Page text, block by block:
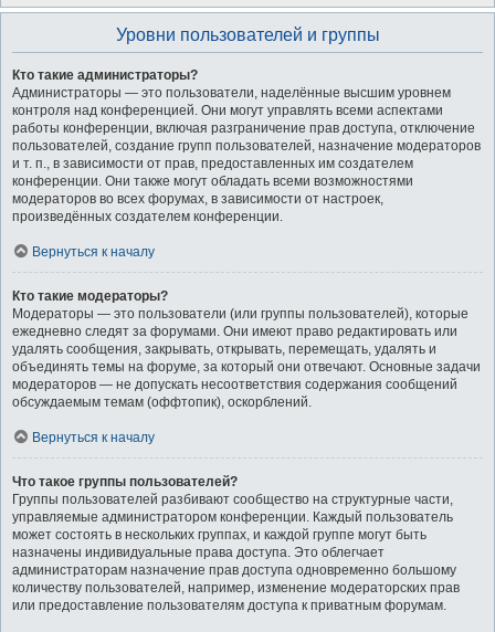
Уровни пользователей и группы
Кто такие администраторы?
Администраторы — это пользователи, наделённые высшим уровнем
контроля над конференцией. Они могут управлять всеми аспектами
работы конференции, включая разграничение прав доступа, отключение
пользователей, создание групп пользователей, назначение модераторов
и т. п., в зависимости от прав, предоставленных им создателем
конференции. Они также могут обладать всеми возможностями
модераторов во всех форумах, в зависимости от настроек,
произведённых создателем конференции.
Вернуться к началу
Кто такие модераторы?
Модераторы — это пользователи (или группы пользователей), которые
ежедневно следят за форумами. Они имеют право редактировать или
удалять сообщения, закрывать, открывать, перемещать, удалять и
объединять темы на форуме, за который они отвечают. Основные задачи
модераторов — не допускать несоответствия содержания сообщений
обсуждаемым темам (оффтопик), оскорблений.
Вернуться к началу
Что такое группы пользователей?
Группы пользователей разбивают сообщество на структурные части,
управляемые администратором конференции. Каждый пользователь
может состоять в нескольких группах, и каждой группе могут быть
назначены индивидуальные права доступа. Это облегчает
администраторам назначение прав доступа одновременно большому
количеству пользователей, например, изменение модераторских прав
или предоставление пользователям доступа к приватным форумам.